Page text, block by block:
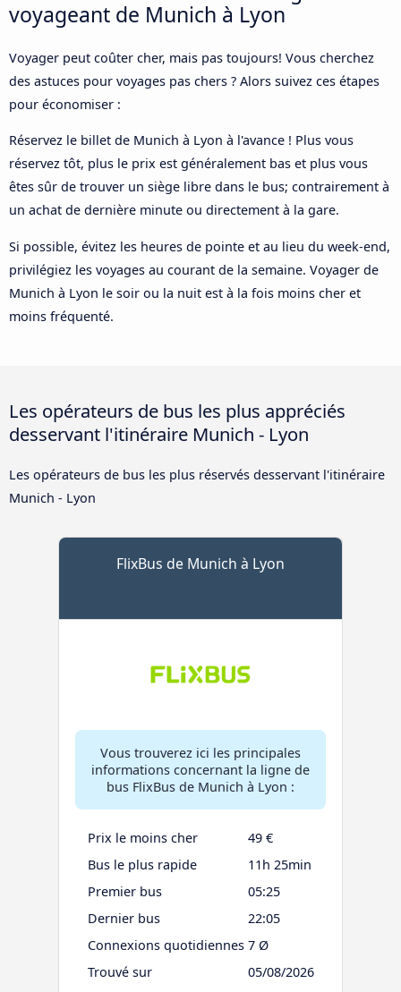
voyageant de Munich à Lyon
Voyager peut coûter cher, mais pas toujours! Vous cherchez
des astuces pour voyages pas chers ? Alors suivez ces étapes
pour économiser :
Réservez le billet de Munich à Lyon à l'avance ! Plus vous
réservez tôt, plus le prix est généralement bas et plus vous
êtes sûr de trouver un siège libre dans le bus; contrairement à
un achat de dernière minute ou directement à la gare.
Si possible, évitez les heures de pointe et au lieu du week-end,
privilégiez les voyages au courant de la semaine. Voyager de
Munich à Lyon le soir ou la nuit est à la fois moins cher et
moins fréquenté.
Les opérateurs de bus les plus appréciés
desservant l'itinéraire Munich - Lyon
Les opérateurs de bus les plus réservés desservant l'itinéraire
Munich - Lyon
FlixBus de Munich à Lyon
Vous trouverez ici les principales
informations concernant la ligne de
bus FlixBus de Munich à Lyon :
Prix le moins cher
49 €
Bus le plus rapide
11h 25min
Premier bus
05:25
Dernier bus
22:05
Connexions quotidiennes 7 Ø
Trouvé sur
05/08/2026